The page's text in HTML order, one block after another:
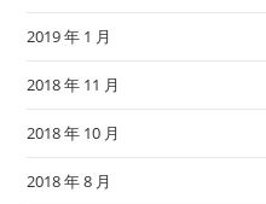
2019 年 1 月
2018 年 11 月
2018 年 10 月
2018 年 8 月